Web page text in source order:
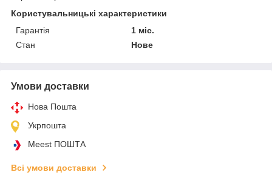
Користувальницькі характеристики
Гарантія
1 міс.
Стан
Нове
Умови доставки
Нова Пошта
Укрпошта
Meest ПОШТА
Всі умови доставки